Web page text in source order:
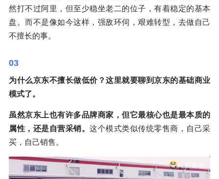
然打不过阿里，但至少稳坐老二的位子，有着稳定的基本
盘。而不是像如今这样，强敌环伺，艰难转型，去做自己
不擅长的事。
03
为什么京东不擅长做低价？这里就要聊到京东的基础商业
模式了。
虽然京东上也有许多品牌商家，但它最核心也是最本质的
属性，还是自营采销。 这个模式类似传统零售商，自己采
买，自己销售。